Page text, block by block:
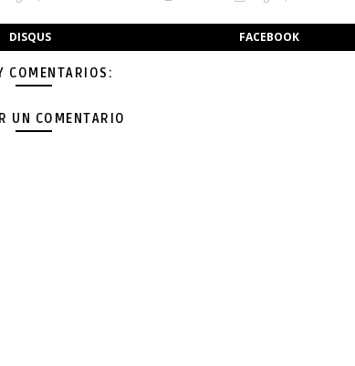
DISQUS FACEBOOK
COMENTARIOS:
UN COMENTARIO